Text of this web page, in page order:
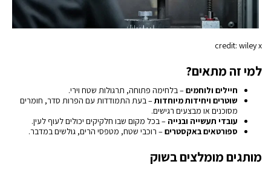
credit: wiley x
למי זה מתאים?
חיילים ולוחמים– בלחימה פתוחה, תרגולות שטח וירי.
שוטרים ויחידות מיוחדות– בעת התמודדות עם הפרות סדר, חומרים
מסוכנים או מבצעים רגישים.
עובדי תעשייה ובנייה – בכל מקום שבו חלקיקים יכולים לעוף לעין.
ספורטאים באקסטרים– רוכבי שטח, מטפסי הרים, גולשים במדבר.
מותגים מומלצים בשוק